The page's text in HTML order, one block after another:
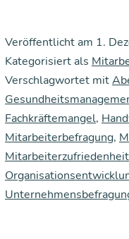
Veröffentlicht am 1.
Kategorisiert als
Verschlagwortet mit
Fachkräftemangel,
Mitarbeiterbefragung,
Mitarbeiterzufriedenheit